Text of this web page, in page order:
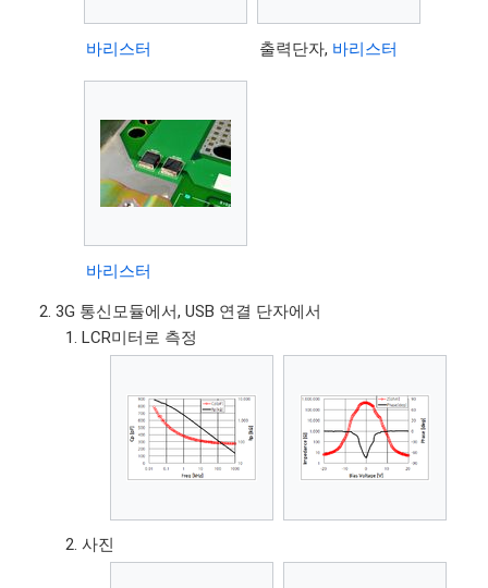
바리스터 출력단자, 바리스터
바리스터
3G 통신모듈에서, USB 연결 단자에서
LCR미터로 측정
사진